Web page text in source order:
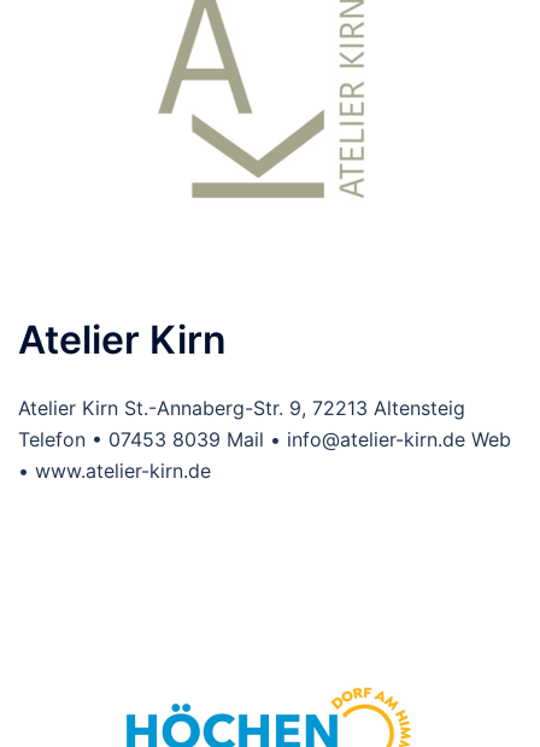
Atelier Kirn
Atelier Kirn St.-Annaberg-Str. 9, 72213 Altensteig
Telefon • 07453 8039 Mail • info@atelier-kirn.de Web
• www.atelier-kirn.de